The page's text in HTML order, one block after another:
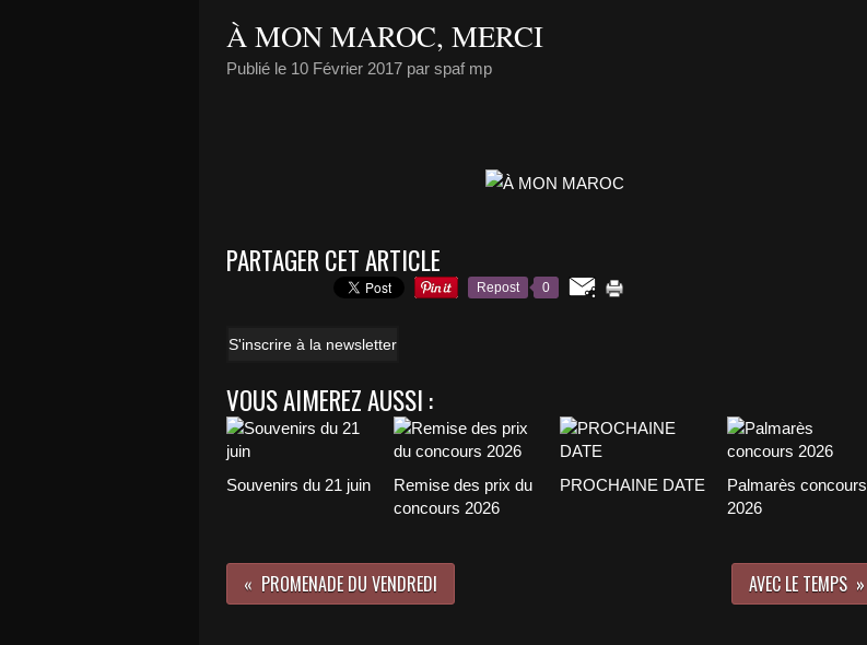
À MON MAROC, MERCI
Publié le 10 Février 2017 par spaf mp
PARTAGER CET ARTICLE
Repost 0
S'inscrire à la newsletter
VOUS AIMEREZ AUSSI :
Souvenirs du 21 juin
Remise des prix du
concours 2026
PROCHAINE DATE
Palmarès concours
2026
PROMENADE DU VENDREDI AVEC LE TEMPS